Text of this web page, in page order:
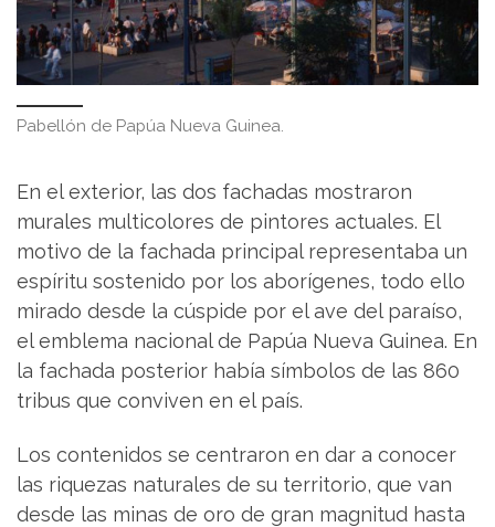
Pabellón de Papúa Nueva Guinea.
En el exterior, las dos fachadas mostraron
murales multicolores de pintores actuales. El
motivo de la fachada principal representaba un
espíritu sostenido por los aborígenes, todo ello
mirado desde la cúspide por el ave del paraíso,
el emblema nacional de Papúa Nueva Guinea. En
la fachada posterior había símbolos de las 860
tribus que conviven en el país.
Los contenidos se centraron en dar a conocer
las riquezas naturales de su territorio, que van
desde las minas de oro de gran magnitud hasta